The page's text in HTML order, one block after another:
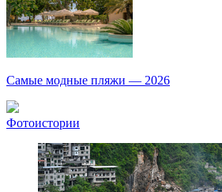
Самые модные пляжи — 2026
Фотоистории